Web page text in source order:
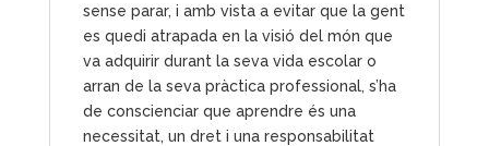
sense parar, i amb vista a evitar que la gent
es quedi atrapada en la visió del món que
va adquirir durant la seva vida escolar o
arran de la seva pràctica professional, s’ha
de conscienciar que aprendre és una
necessitat, un dret i una responsabilitat